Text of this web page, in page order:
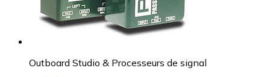
Outboard Studio & Processeurs de signal